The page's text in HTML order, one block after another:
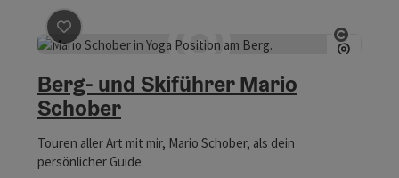
Beitrag merken: Berg- und Skiführer Mario Schober
Berg- und Skiführer Mario
Schober
Touren aller Art mit mir, Mario Schober, als dein
persönlicher Guide.